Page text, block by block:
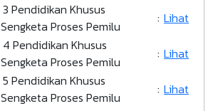
Pendidikan Khusus
Proses Pemilu
: Lihat
Pendidikan Khusus
Proses Pemilu
: Lihat
Pendidikan Khusus
Proses Pemilu
: Lihat